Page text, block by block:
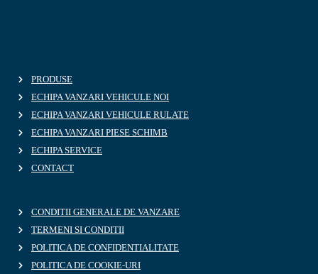
PRODUSE
ECHIPA VANZARI VEHICULE NOI
ECHIPA VANZARI VEHICULE RULATE
ECHIPA VANZARI PIESE SCHIMB
ECHIPA SERVICE
CONTACT
CONDITII GENERALE DE VANZARE
TERMENI SI CONDITII
POLITICA DE CONFIDENTIALITATE
POLITICA DE COOKIE-URI